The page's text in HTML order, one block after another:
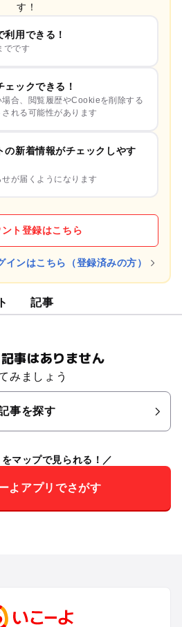
す！
用できる！
でです
ックできる！
場合、閲覧履歴やCookieを削除する
れる可能性があります
の新着情報がチェックしやす
が届くようになります
ト登録はこちら
インはこちら（登録済みの方）
記事
事はありません
みましょう
事を探す
マップで見られる！
よアプリでさがす